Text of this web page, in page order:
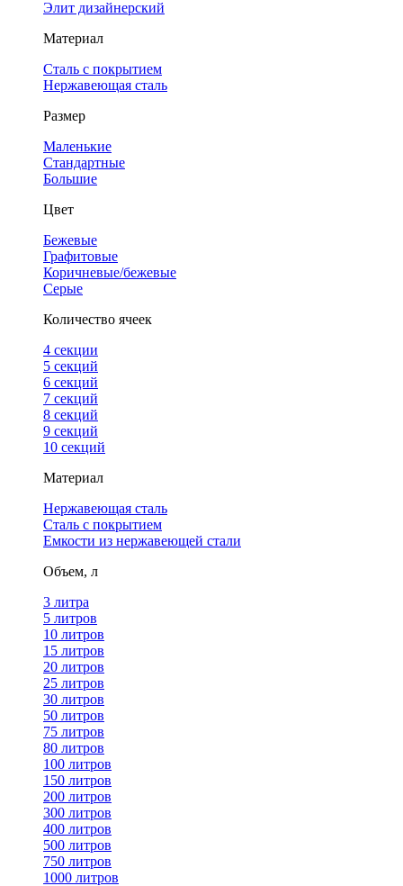
Элит дизайнерский
Материал
Сталь с покрытием
Нержавеющая сталь
Размер
Маленькие
Стандартные
Большие
Цвет
Бежевые
Графитовые
Коричневые/бежевые
Серые
Количество ячеек
4 cекции
5 секций
6 секций
7 секций
8 секций
9 секций
10 секций
Материал
Нержавеющая сталь
Сталь с покрытием
Емкости из нержавеющей стали
Объем, л
3 литра
5 литров
10 литров
15 литров
20 литров
25 литров
30 литров
50 литров
75 литров
80 литров
100 литров
150 литров
200 литров
300 литров
400 литров
500 литров
750 литров
1000 литров